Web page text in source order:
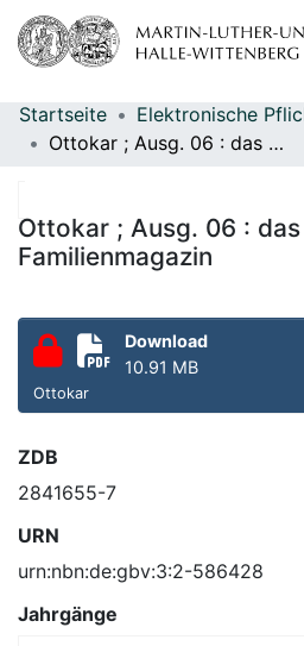
Bereiche & Sammlungen
Statistiken
Startseite
Ottokar ; Ausg. 06 : das Magdeburger Familienmagazin
Ottokar ; Ausg. 06 :
Familienmagazin
Download
10.91 MB
Ottokar
ZDB
2841655-7
URN
urn:nbn:de:gbv:3:2-586428
Jahrgänge